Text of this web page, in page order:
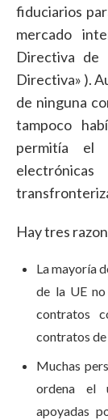
fiduciarios
mercado
Directiva de
Directiva» ).
de ninguna
tampoco
permitía el
Hay tres
La mayoría
de la UE
contratos
contratos de
Muchas
ordena el
apoyadas